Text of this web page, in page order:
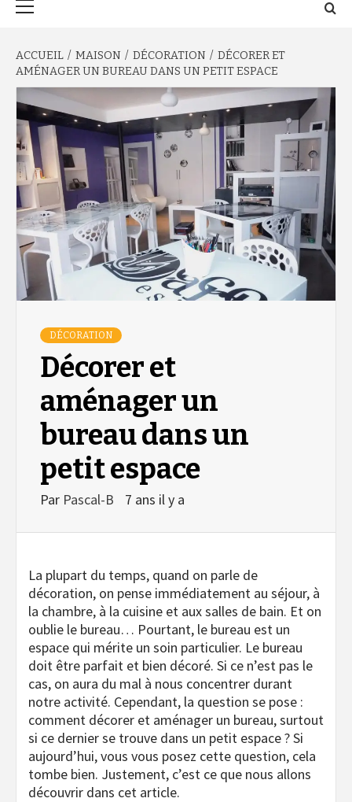
ACCUEIL MAISON DÉCORATION
DÉCORER ET
AMÉNAGER UN BUREAU DANS UN PETIT ESPACE
DÉCORATION
Décorer et
aménager un
bureau dans un
petit espace
Par Pascal-B 7 ans il y a
La plupart du temps, quand on parle de
décoration, on pense immédiatement au séjour, à
la chambre, à la cuisine et aux salles de bain. Et on
oublie le bureau… Pourtant, le bureau est un
espace qui mérite un soin particulier. Le bureau
doit être parfait et bien décoré. Si ce n’est pas le
cas, on aura du mal à nous concentrer durant
notre activité. Cependant, la question se pose :
comment décorer et aménager un bureau, surtout
si ce dernier se trouve dans un petit espace ? Si
aujourd’hui, vous vous posez cette question, cela
tombe bien. Justement, c’est ce que nous allons
découvrir dans cet article.